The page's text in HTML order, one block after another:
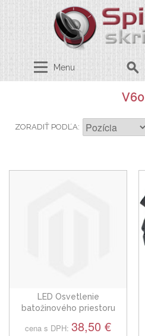
Menu
V60
ZORADIŤ PODĽA
LED Osvetlenie
batožinového priestoru
cena s DPH: 38,50 €